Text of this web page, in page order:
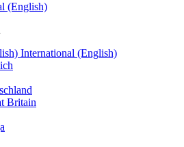
(English)
International (English)
Britain